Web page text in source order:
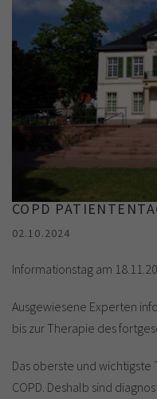
COPD
02.10.2024
Informationstag am
Ausgewiesene Experten
bis zur Therapie des
Das oberste und
COPD. Deshalb sind